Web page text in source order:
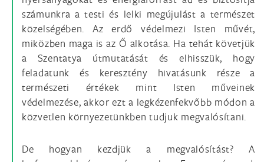
számunkra a testi és lelki megújulást a természet
közelségében. Az erdő védelmezi Isten művét,
miközben maga is az Ő alkotása. Ha tehát követjük
a Szentatya útmutatását és elhisszük, hogy
feladatunk és keresztény hivatásunk része a
természeti értékek mint Isten műveinek
védelmezése, akkor ezt a legkézenfekvőbb módon a
közvetlen környezetünkben tudjuk megvalósítani.
De hogyan kezdjük a megvalósítást? A